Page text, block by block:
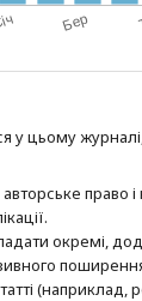
у цьому
право
окремі,
(наприклад,